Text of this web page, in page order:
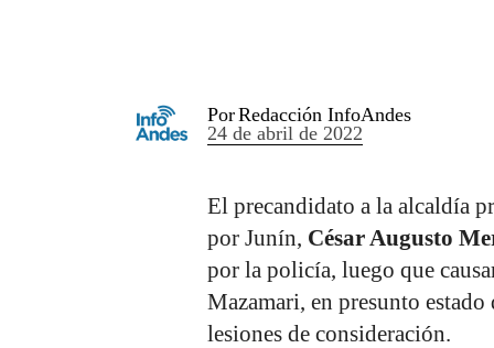
PorRedacción InfoAndes
24 de abril de 2022
El precandidato a la alcaldía
por Junín, César Augusto
por la policía, luego que
Mazamari, en presunto
lesiones de consideración.